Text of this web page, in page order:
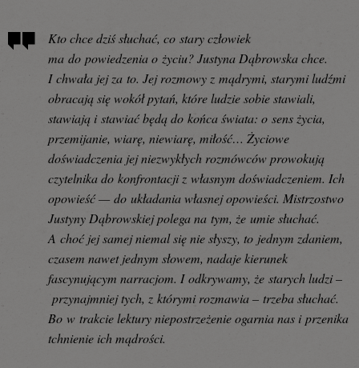
Kto chce dziś słuchać, co stary człowiek
ma do powiedzenia o życiu? Justyna Dąbrowska chce.
I chwała jej za to. Jej rozmowy z mądrymi, starymi ludźmi
obracają się wokół pytań, które ludzie sobie stawiali,
stawiają i stawiać będą do końca świata: o sens życia,
przemijanie, wiarę, niewiarę, miłość… Życiowe
doświadczenia jej niezwykłych rozmówców prowokują
czytelnika do konfrontacji z własnym doświadczeniem. Ich
opowieść — do układania własnej opowieści. Mistrzostwo
Justyny Dąbrowskiej polega na tym, że umie słuchać.
A choć jej samej niemal się nie słyszy, to jednym zdaniem,
czasem nawet jednym słowem, nadaje kierunek
fascynującym narracjom. I odkrywamy, że starych ludzi –
przynajmniej tych, z którymi rozmawia – trzeba słuchać.
Bo w trakcie lektury niepostrzeżenie ogarnia nas i przenika
tchnienie ich mądrości.